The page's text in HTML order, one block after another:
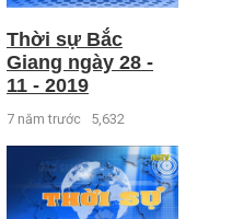
Thời sự Bắc
Giang ngày 28 -
11 - 2019
7 năm trước 5,632